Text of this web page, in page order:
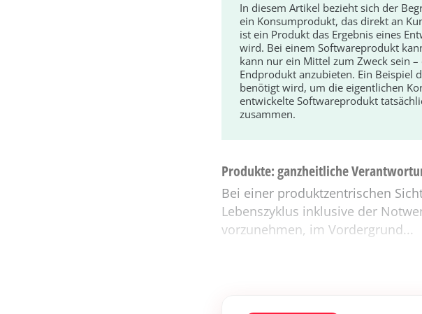
In diesem Artikel bezieht sich der
ein Konsumprodukt, das direkt an
ist ein Produkt das Ergebnis eines
wird. Bei einem Softwareprodukt
kann nur ein Mittel zum Zweck sein
Endprodukt anzubieten. Ein Beispiel
benötigt wird, um die eigentlichen
entwickelte Softwareprodukt
zusammen.
Produkte: ganzheitliche
Bei einer produktzentrischen
Lebenszyklus inklusive der
vorzunehmen, im Vordergrund...